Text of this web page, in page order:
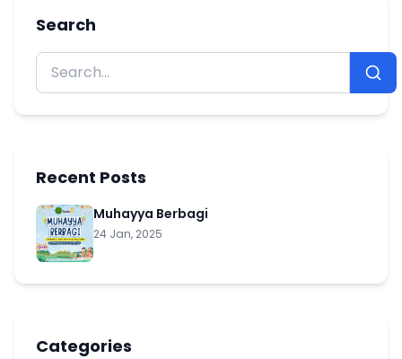
Search
Recent Posts
Muhayya Berbagi
24 Jan, 2025
Categories